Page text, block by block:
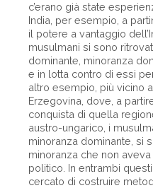
c’erano già state
India, per esempio, a
il potere a vantaggio
musulmani si sono
dominante, minoranza
e in lotta contro di essi
altro esempio, più vicino
Erzegovina, dove, a
conquista di quella
austro-ungarico, i
minoranza dominante, si
minoranza che non
politico. In entrambi
cercato di costruire